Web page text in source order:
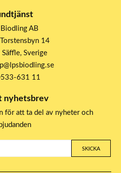
Biodling AB
14
Sverige
631 11
nyhetsbrev
för att ta del av nyheter och
SKICKA